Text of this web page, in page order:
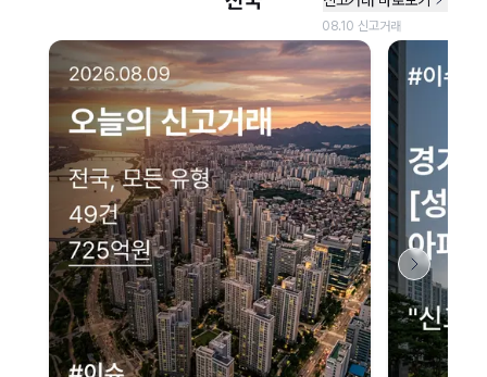
네이버 지도 연결 안내
현재 네이버 지도 연결이 원활하지 않아 지도를 불러올 수 없습니다.
이용에 불편을 드려 죄송합니다.
다시 시도